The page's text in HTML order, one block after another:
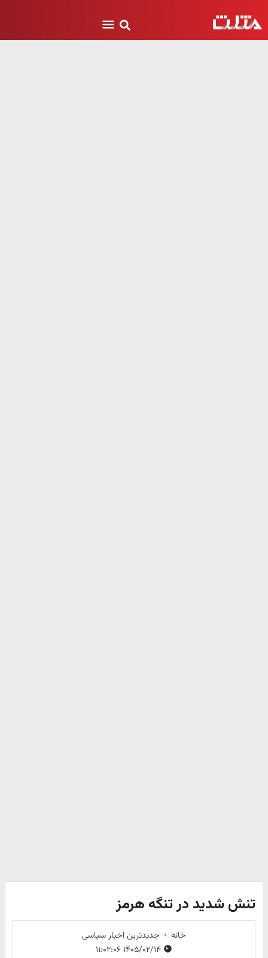
تنش شدید در تنگه هرمز
خانه
جدیدترین اخبار سیاسی